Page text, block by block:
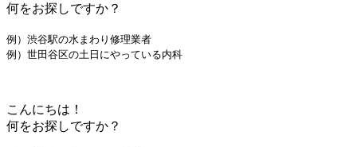
何をお探しですか？
例）渋谷駅の水まわり修理業者
例）世田谷区の土日にやっている内科
こんにちは！
何をお探しですか？